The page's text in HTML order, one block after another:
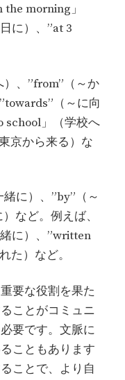
morning」
に）、”at 3
）、”from”（～か
（～に向
school」（学校へ
京から来る）な
に）、”by”（～
など。例えば、
に）、”written
た）など。
要な役割を果た
ことがコミュニ
要です。文脈に
こともあります
ことで、より自